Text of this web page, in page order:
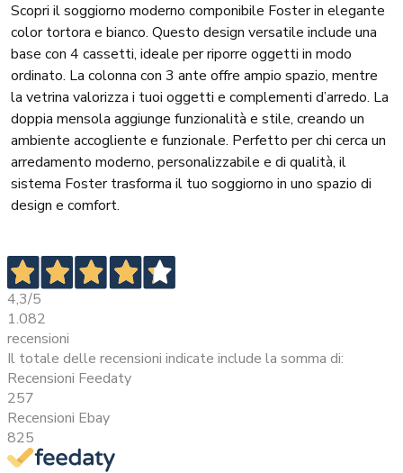
Scopri il soggiorno moderno componibile Foster in elegante
color tortora e bianco. Questo design versatile include una
base con 4 cassetti, ideale per riporre oggetti in modo
ordinato. La colonna con 3 ante offre ampio spazio, mentre
la vetrina valorizza i tuoi oggetti e complementi d’arredo. La
doppia mensola aggiunge funzionalità e stile, creando un
ambiente accogliente e funzionale. Perfetto per chi cerca un
arredamento moderno, personalizzabile e di qualità, il
sistema Foster trasforma il tuo soggiorno in uno spazio di
design e comfort.
4,3/5
1.082
recensioni
Il totale delle recensioni indicate include la somma di:
Recensioni Feedaty
257
Recensioni Ebay
825